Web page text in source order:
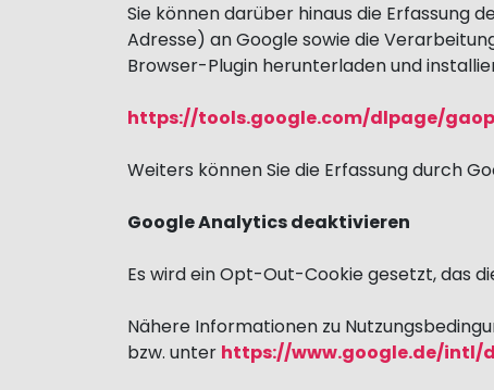
Sie können darüber hinaus die Erfassung
Adresse) an Google sowie die
Browser-Plugin herunterladen und
https://tools.google.com/dlpage/
Weiters können Sie die Erfassung durch
Google Analytics deaktivieren
Es wird ein Opt-Out-Cookie gesetzt, das
Nähere Informationen zu
bzw. unter https://www.google.de/intl/